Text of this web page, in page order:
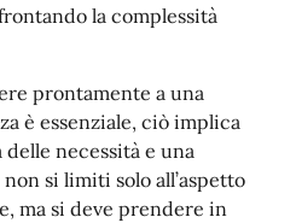
la complessità
prontamente a una
è essenziale, ciò implica
necessità e una
si limiti solo all’aspetto
ma si deve prendere in